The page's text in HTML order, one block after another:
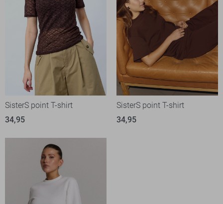
SisterS point T-shirt
34,95
SisterS point T-shirt
34,95